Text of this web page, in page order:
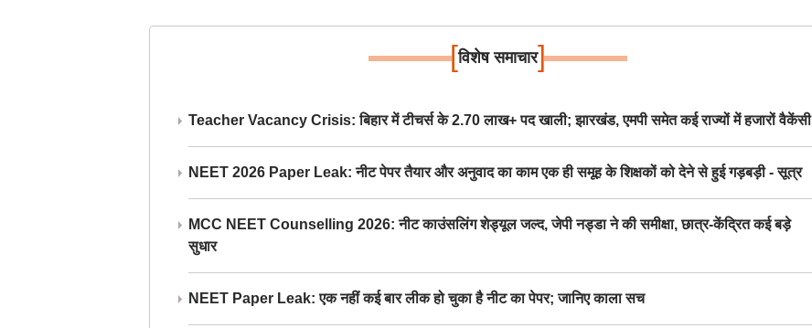
[विशेष समाचार]
Teacher Vacancy Crisis: बिहार में टीचर्स के 2.70 लाख+ पद खाली; झारखंड, एमपी समेत कई राज्यों में हजारों वैकेंसी
NEET 2026 Paper Leak: नीट पेपर तैयार और अनुवाद का काम एक ही समूह के शिक्षकों को देने से हुई गड़बड़ी - सूत्र
MCC NEET Counselling 2026: नीट काउंसलिंग शेड्यूल जल्द, जेपी नड्डा ने की समीक्षा, छात्र-केंद्रित कई बड़े
सुधार
NEET Paper Leak: एक नहीं कई बार लीक हो चुका है नीट का पेपर; जानिए काला सच